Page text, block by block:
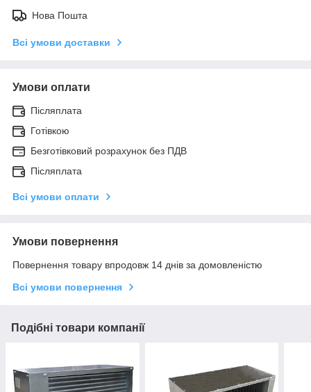
Нова Пошта
Всі умови доставки
Умови оплати
Післяплата
Готівкою
Безготівковий розрахунок без ПДВ
Післяплата
Всі умови оплати
Умови повернення
Повернення товару впродовж 14 днів за домовленістю
Всі умови повернення
Подібні товари компанії